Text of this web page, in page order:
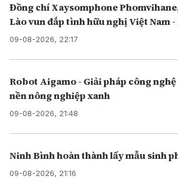
Đồng chí Xaysomphone
Lào vun đắp tình hữu nghị Việt Nam -
09-08-2026, 22:17
Robot Aigamo - Giải pháp công
nền nông nghiệp xanh
09-08-2026, 21:48
Ninh Bình hoàn thành lấy mẫu sinh
09-08-2026, 21:16